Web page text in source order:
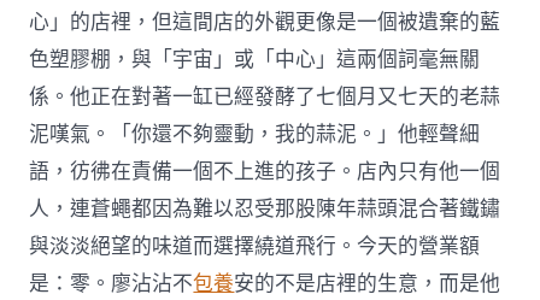
心」的店裡，但這間店的外觀更像是一個被遺棄的藍
色塑膠棚，與「宇宙」或「中心」這兩個詞毫無關
係。他正在對著一缸已經發酵了七個月又七天的老蒜
泥嘆氣。「你還不夠靈動，我的蒜泥。」他輕聲細
語，彷彿在責備一個不上進的孩子。店內只有他一個
人，連蒼蠅都因為難以忍受那股陳年蒜頭混合著鐵鏽
與淡淡絕望的味道而選擇繞道飛行。今天的營業額
是：零。廖沾沾不包養安的不是店裡的生意，而是他